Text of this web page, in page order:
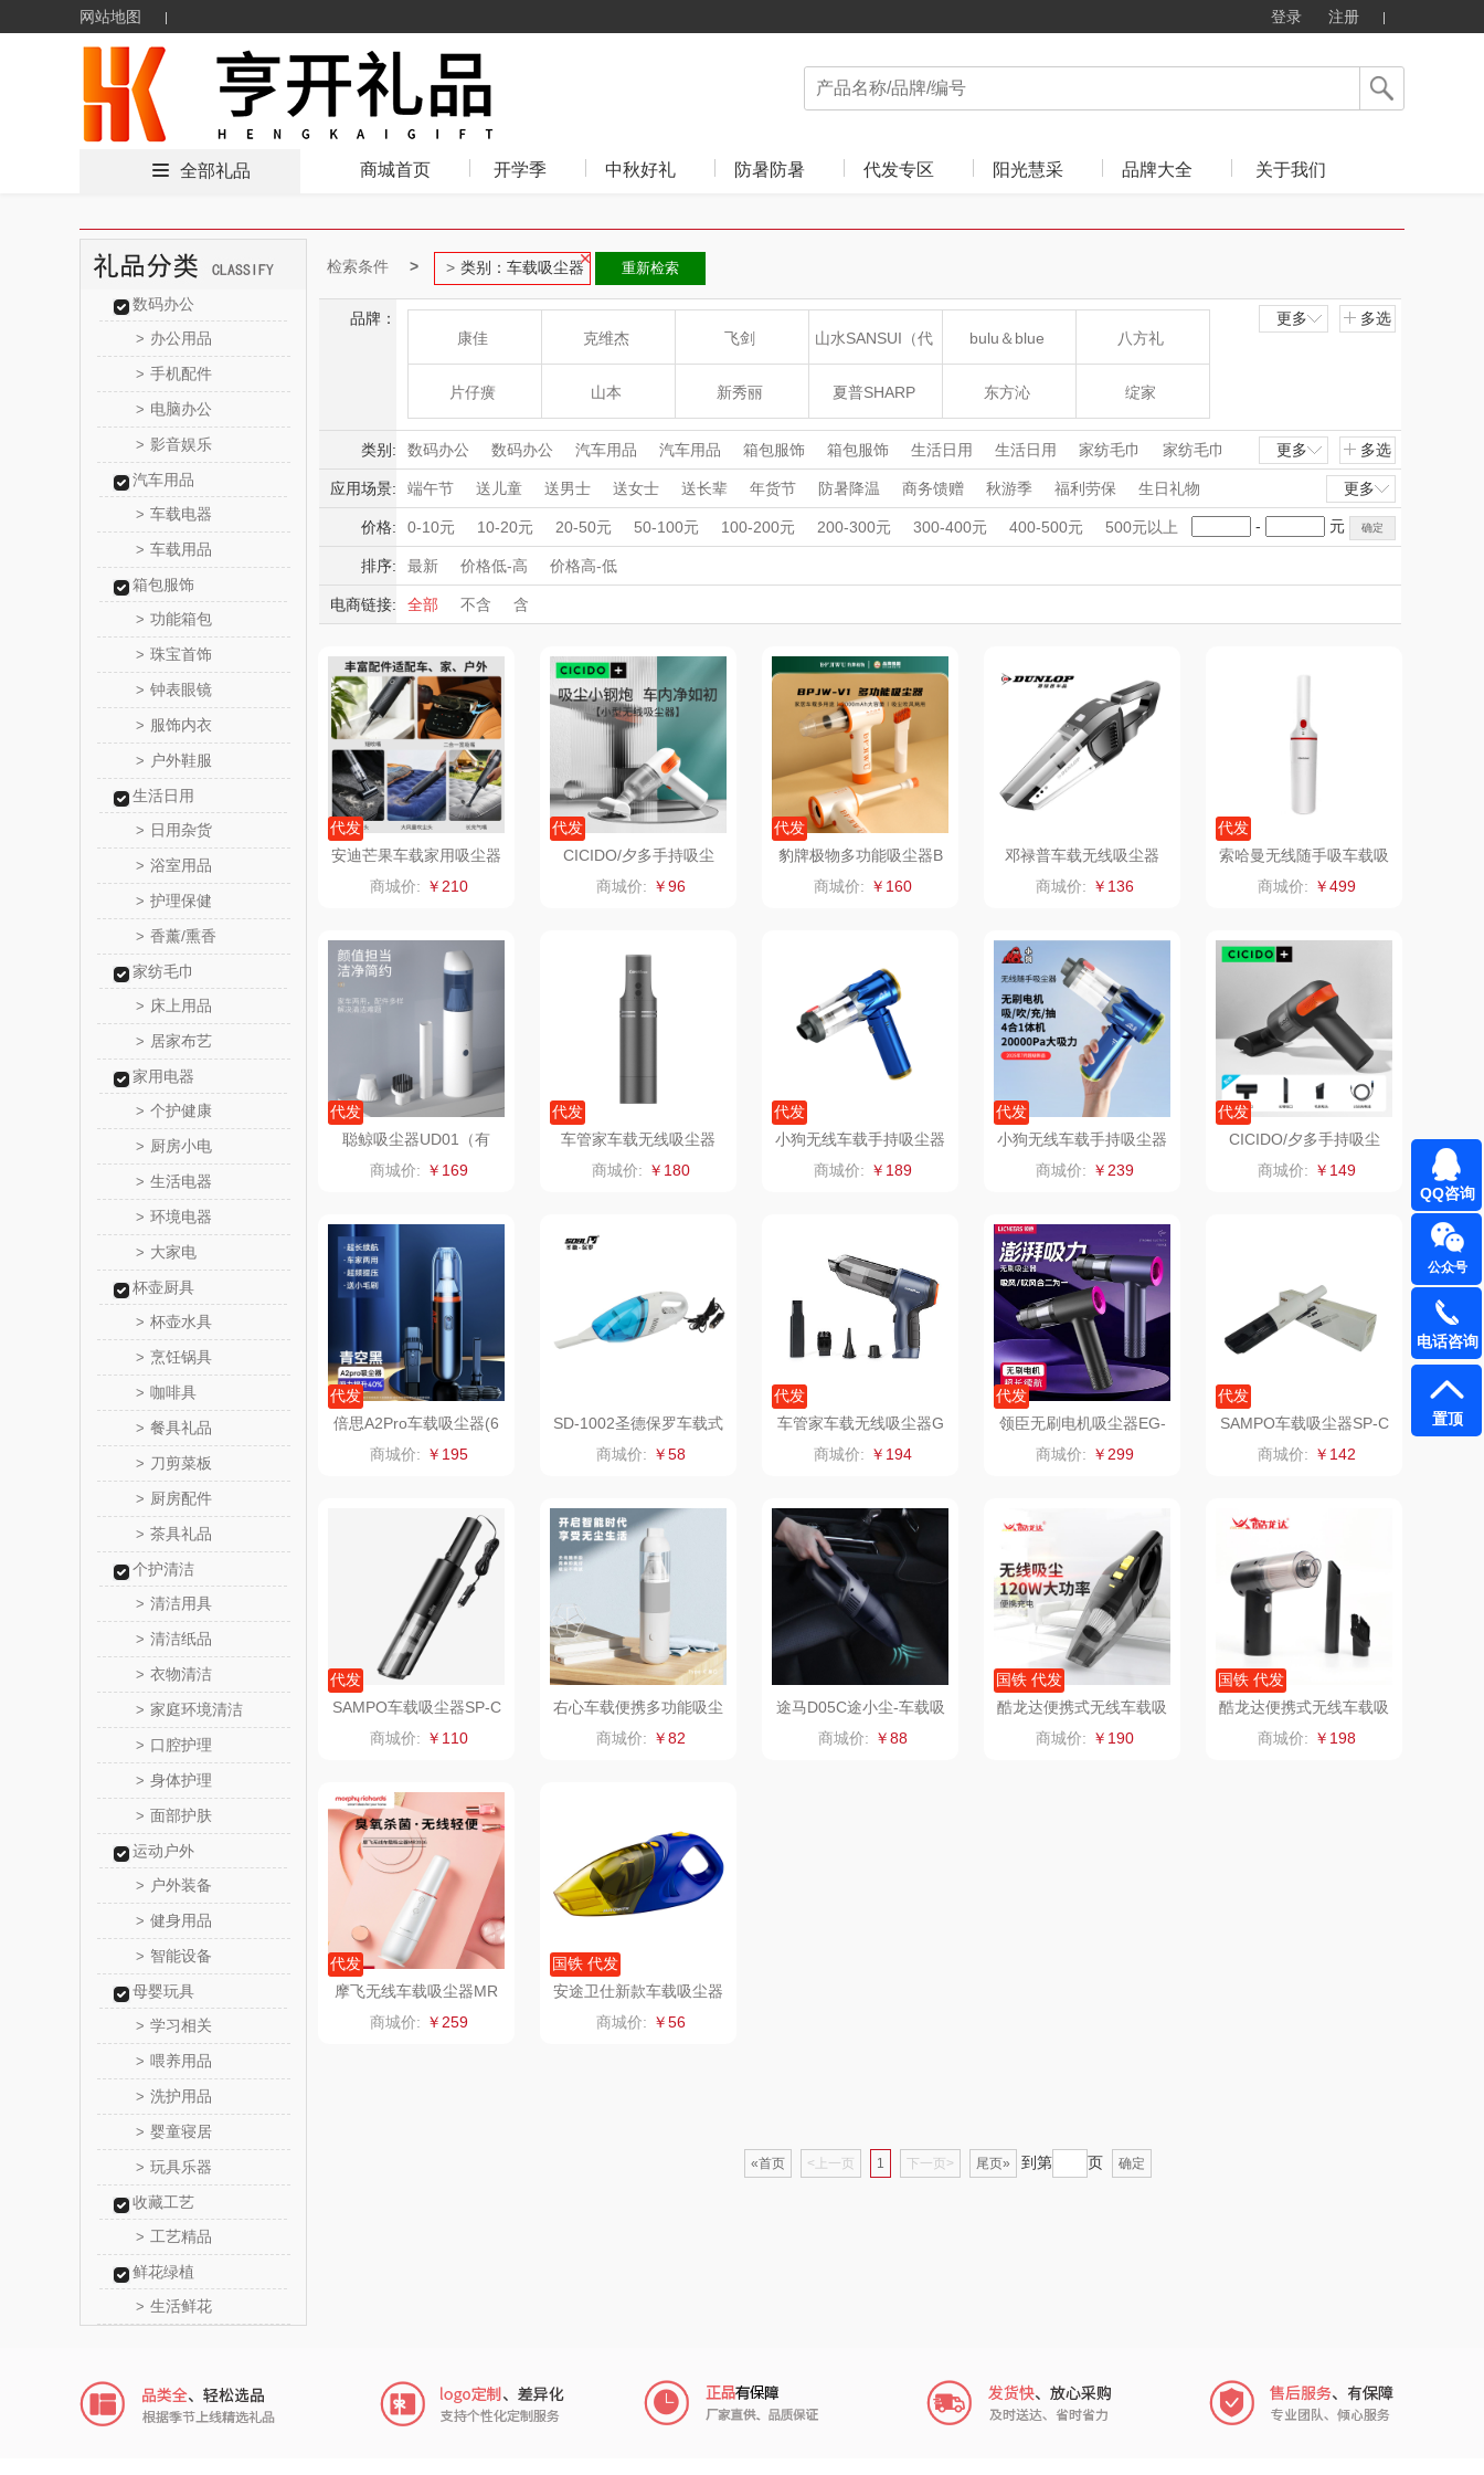
网站地图 登录 注册
全部礼品 商城首页 开学季 中秋好礼 防暑防暑 代发专区 阳光慧采 品牌大全 关于我们
数码办公
> 办公用品
> 手机配件
> 电脑办公
> 影音娱乐
汽车用品
> 车载电器
> 车载用品
箱包服饰
> 功能箱包
> 珠宝首饰
> 钟表眼镜
> 服饰内衣
> 户外鞋服
生活日用
> 日用杂货
> 浴室用品
> 护理保健
> 香薰/熏香
家纺毛巾
> 床上用品
> 居家布艺
家用电器
> 个护健康
> 厨房小电
> 生活电器
> 环境电器
> 大家电
杯壶厨具
> 杯壶水具
> 烹饪锅具
> 咖啡具
> 餐具礼品
> 刀剪菜板
> 厨房配件
> 茶具礼品
个护清洁
> 清洁用具
> 清洁纸品
> 衣物清洁
> 家庭环境清洁
> 口腔护理
> 身体护理
> 面部护肤
运动户外
> 户外装备
> 健身用品
> 智能设备
母婴玩具
> 学习相关
> 喂养用品
> 洗护用品
> 婴童寝居
> 玩具乐器
收藏工艺
> 工艺精品
鲜花绿植
> 生活鲜花
检索条件 类别：车载吸尘器 重新检索
品牌：
康佳
克维杰 飞剑 山水SANSUI（代
理商）
bulu＆blue 八方礼
片仔癀 山本 新秀丽 夏普SHARP 东方沁 绽家
HOLOHOLO 途柏丽TOBERLIR momo（杯壶） 大嘴猴（杯壶厨具
雨伞）
MOVA 匠心萌宠
YOTTOY 西屋（运动户外） 非一FETANA 乐扣乐扣（家居/ 星巴克（杯壶/包 蔬果园（代理商）
唯宝
罗莱 超柔床品
S
立白（包销款） 润本（套装） 戴可思
锦礼 卓然 SWISS MILITARY 奈雪茶院
奈雪的茶 克洛特 竹盐 悦滋木
睿嫣润膏 锐致 安宝笛
花卉诗 小天鹅 康夫 舒蕾（定制款）
马克图布 苏泊尔（代理商） 晒瑞 实丰文化 洛克星球
梵沐 漫沃星系 TCL 五芳斋
立家
路悠悠 尹谜 德菲摩尔 保宁 荣事达（品牌方）
雅莉格丝 富安娜（包销款 西屋（小家电） 渝情渝礼
杜邦（餐具类） 洁丽雅（包销款） 云栖桦田 长寿花 奥克斯
小胖爪 呼也 梦洁
泉尔思 润培 百事（饮具类） 丽耳 三胖蛋
邻家饭香 赫兰希 几梦 易路达 天琴
朗赫 汤姆逊 皮尔卡丹（皮具 傲胜OSIM
LK 艾美特（代理商） 锡品源 温仑山（电器类）
海尔
博牌 keep 飞利浦新安怡 伊莱克斯
绿鼻子
壶）
WENGER/威戈 Alluflon阿路弗仑
富安娜（包销款） 双立人
艾可熊 正负零
顺然 信科
（家纺）
福礼掌柜 迪士尼（数码类） 冠军 施耐德
类）
茶马世家 翼眠 奥帝尔（包销款）
更多 多选
类别: 数码办公 数码办公 汽车用品 汽车用品 箱包服饰 箱包服饰 生活日用 生活日用 家纺毛巾
家纺毛巾
家用电器
家用电器 杯壶厨具 杯壶厨具 个护清洁 个护清洁 胎压仪/充气泵 其他车载电器
车载吸尘器
行车记录仪
车载净化器
更多 多选
应用场景: 端午节 送儿童 送男士 送女士 送长辈 年货节 防暑降温 商务馈赠 秋游季 福利劳保
生日礼物
积分礼品
周年庆礼品 春游踏青 开学季礼品 毕业季礼品 开门红专区 伴手礼盒 会议礼品
国潮文创
暖冬好物
外事出国 入职礼
高端送礼
开业乔迁 乡村振兴 定制案例 珠宝礼品 酒店旅游 高校礼品 女神节 奶企礼品
银行礼品
保险礼品
建材礼品 政企单位 房地产礼品 汽车礼品 进店礼 情人节 七夕节 建党节 圣诞节
教师节
母亲节
父亲节 儿童节 中秋节 建军节 护士节 重阳节
更多
价格: 0-10元 10-20元 20-50元 50-100元 100-200元 200-300元 300-400元 400-500元 500元以上 - 元
排序: 最新 价格低-高 价格高-低
电商链接: 全部 不含 含
代发
安迪芒果车载家用吸尘器
AM-CZXC001
商城价: ￥210
代发
CICIDO/夕多手持吸尘
器-白色（裸机+充电线+3
吸头）
商城价: ￥96
代发
豹牌极物多功能吸尘器B
PJW-V1
商城价: ￥160
邓禄普车载无线吸尘器
商城价: ￥136
代发
索哈曼无线随手吸车载吸
尘器X1大容量长续航大
吸力
商城价: ￥499
代发
聪鲸吸尘器UD01（有
线、无线款可选）
商城价: ￥169
代发
车管家车载无线吸尘器
商城价: ￥180
代发
小狗无线车载手持吸尘器
商城价: ￥189
代发
小狗无线车载手持吸尘器
CV20pro
商城价: ￥239
代发
CICIDO/夕多手持吸尘
器-黑色DZ2601
商城价: ￥149
代发
倍思A2Pro车载吸尘器(6
000pa)
商城价: ￥195
SD-1002圣德保罗车载式
吸尘器
商城价: ￥58
代发
车管家车载无线吸尘器G
J-3038
商城价: ￥194
代发
领臣无刷电机吸尘器EG-
商城价: ￥299
代发
SAMPO车载吸尘器SP-C
ZXC001
商城价: ￥142
代发
SAMPO车载吸尘器SP-C
ZXC002
商城价: ￥110
右心车载便携多功能吸尘
商城价: ￥82
途马D05C途小尘-车载吸
商城价: ￥88
国铁 代发
酷龙达便携式无线车载吸
尘器CLD-XCQ01
商城价: ￥190
国铁 代发
酷龙达便携式无线车载吸
尘器CLD-XCQ02
商城价: ￥198
代发
摩飞无线车载吸尘器MR
商城价: ￥259
国铁 代发
安途卫仕新款车载吸尘器
AW206
商城价: ￥56
«首页 <上一页 1 下一页> 尾页» 到第 页 确定
QQ咨询
公众号
电话咨询
置顶